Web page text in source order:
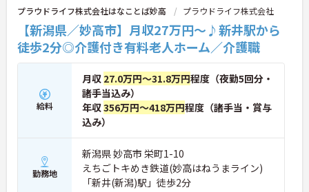
プラウドライフ株式会社はなことば妙高 プラウドライフ株式会社
【新潟県／妙高市】月収27万円～♪新井駅から
徒歩2分◎介護付き有料老人ホーム／介護職
給料
月収 27.0万円～31.8万円程度（夜勤5回分・
諸手当込み）
年収356万円～418万円程度（諸手当・賞与
込み）
勤務地
新潟県 妙高市 栄町1-10
えちごトキめき鉄道(妙高はねうまライン)
「新井(新潟)駅」徒歩2分